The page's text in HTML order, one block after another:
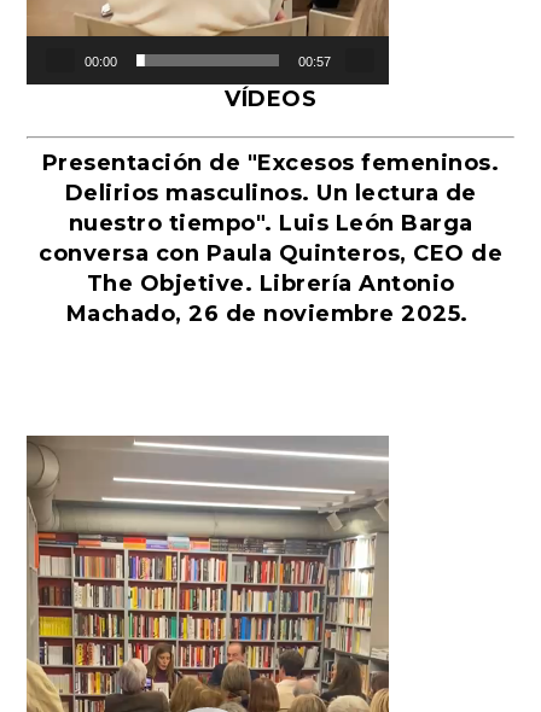
00:00 00:57
VÍDEOS
Presentación de "Excesos femeninos.
Delirios masculinos. Un lectura de
nuestro tiempo". Luis León Barga
conversa con Paula Quinteros, CEO de
The Objetive. Librería Antonio
Machado, 26 de noviembre 2025.
Reproductor
de
vídeo